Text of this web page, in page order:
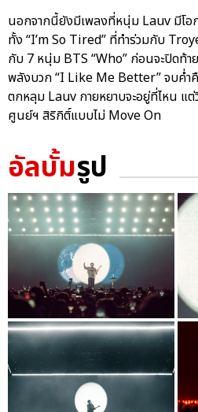
นอกจากนี้ยังมีเพลงที่หนุ่ม Lauv มีโ
ทั้ง “I’m So Tired” ที่ทำร่วมกับ
กับ 7 หนุ่ม BTS “Who” ก่อนจะปิดท้
พลังบวก “I Like Me Better” จบค่
ตกหลุม Lauv กายหยาบจะอยู่ที่ไหน
ศูนย์ฯ สิริกิติ์แบบไม่ Move On
อัลบั้มรูป